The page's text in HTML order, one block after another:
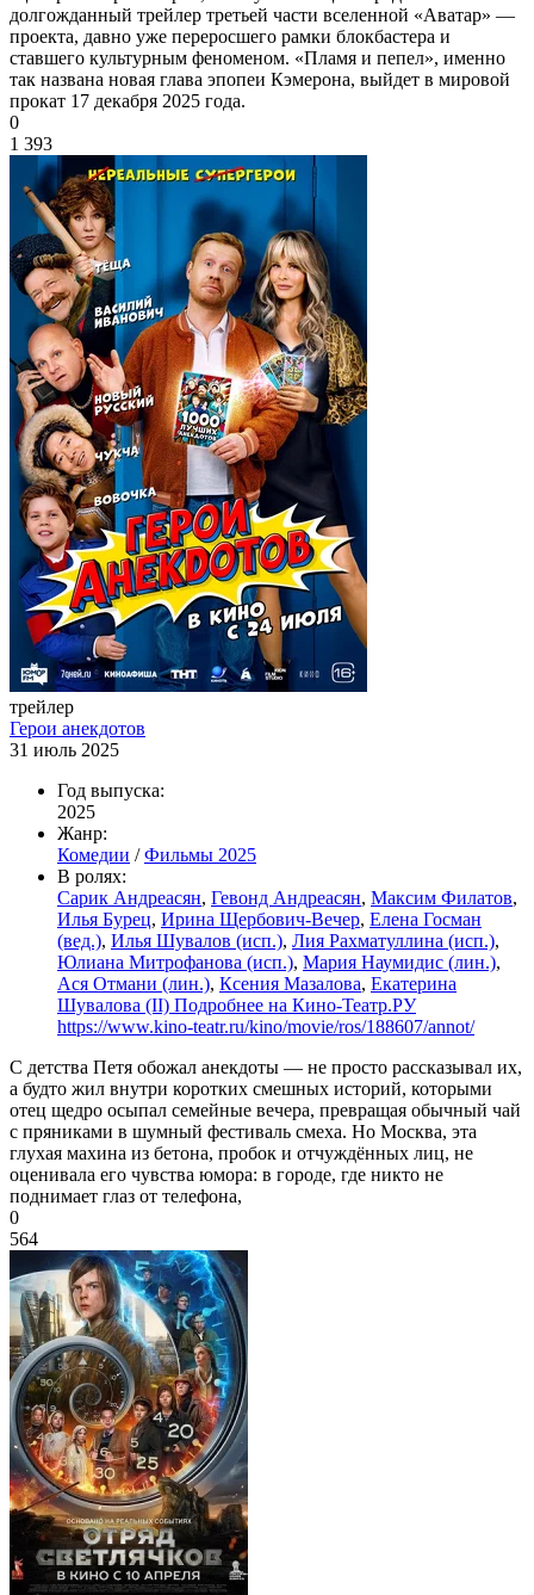
долгожданный трейлер третьей части вселенной «Аватар» —
проекта, давно уже переросшего рамки блокбастера и
ставшего культурным феноменом. «Пламя и пепел», именно
так названа новая глава эпопеи Кэмерона, выйдет в мировой
прокат 17 декабря 2025 года.
0
1 393
трейлер
Герои анекдотов
31 июль 2025
Год выпуска:
2025
Жанр:
Комедии /Фильмы 2025
В ролях:
Сарик Андреасян, Гевонд Андреасян, Максим Филатов,
Илья Бурец, Ирина Щербович-Вечер, Елена Госман
(вед.), Илья Шувалов (иcп.), Лия Рахматуллина (иcп.),
Юлиана Митрофанова (иcп.), Мария Наумидис (лин.),
Ася Отмани (лин.), Ксения Мазалова, Екатерина
Шувалова (II) Подробнее на Кино-Театр.РУ
https://www.kino-teatr.ru/kino/movie/ros/188607/annot/
С детства Петя обожал анекдоты — не просто рассказывал их,
а будто жил внутри коротких смешных историй, которыми
отец щедро осыпал семейные вечера, превращая обычный чай
с пряниками в шумный фестиваль смеха. Но Москва, эта
глухая махина из бетона, пробок и отчуждённых лиц, не
оценивала его чувства юмора: в городе, где никто не
поднимает глаз от телефона,
0
564